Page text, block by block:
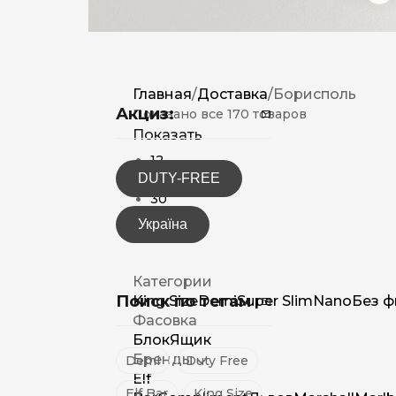
Акциз:
DUTY-FREE
Україна
Поиск по тегам
Demi Duty Free
Главная/Доставка/Борисполь
Показано все 170 товаров
Показать
12
15
30
Категории
King SizeDemiSuper SlimNanoБез
Фасовка
БлокЯщик
Бренды
Elf